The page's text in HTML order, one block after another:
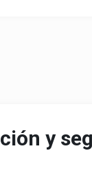
y